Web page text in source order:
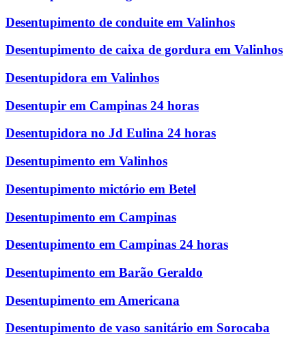
Desentupimento de conduite em Valinhos
Desentupimento de caixa de gordura em Valinhos
Desentupidora em Valinhos
Desentupir em Campinas 24 horas
Desentupidora no Jd Eulina 24 horas
Desentupimento em Valinhos
Desentupimento mictório em Betel
Desentupimento em Campinas
Desentupimento em Campinas 24 horas
Desentupimento em Barão Geraldo
Desentupimento em Americana
Desentupimento de vaso sanitário em Sorocaba